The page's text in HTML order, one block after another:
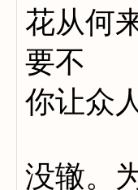
花从何
要不
你让众
没辙。